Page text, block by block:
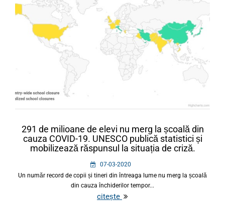
291 de milioane de elevi nu merg la școală din
cauza COVID-19. UNESCO publică statistici și
mobilizează răspunsul la situația de criză.
07-03-2020
Un număr record de copii și tineri din întreaga lume nu merg la școală
din cauza închiderilor tempor...
citește